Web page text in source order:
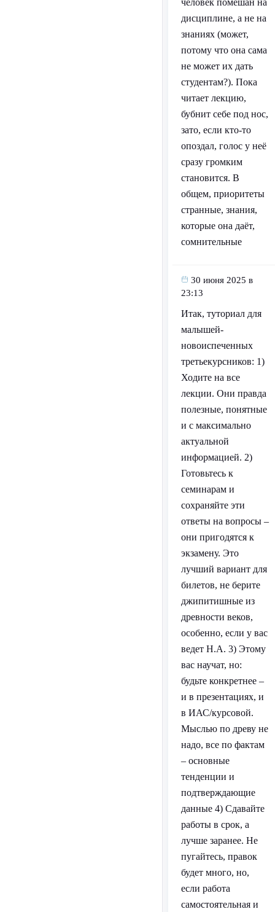
дисциплине, а не на
знаниях (может,
потому что она сама
не может их дать
студентам?). Пока
читает лекцию,
бубнит себе под нос,
зато, если кто-то
опоздал, голос у неё
сразу громким
становится. В
общем, приоритеты
странные, знания,
которые она даёт,
сомнительные
30 июня 2025 в
23:13
Итак, туториал для
малышей-
новоиспеченных
третьекурсников: 1)
Ходите на все
лекции. Они правда
полезные, понятные
и с максимально
актуальной
информацией. 2)
Готовьтесь к
семинарам и
сохраняйте эти
ответы на вопросы –
они пригодятся к
экзамену. Это
лучший вариант для
билетов, не берите
джипитишные из
древности веков,
особенно, если у вас
ведет Н.А. 3) Этому
вас научат, но:
будьте конкретнее –
и в презентациях, и
в ИАС/курсовой.
Мыслью по древу не
надо, все по фактам
– основные
тенденции и
подтверждающие
данные 4) Сдавайте
работы в срок, а
лучше заранее. Не
пугайтесь, правок
будет много, но,
если работа
самостоятельная и